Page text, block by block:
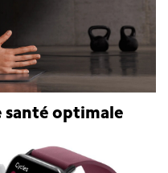
santé optimale